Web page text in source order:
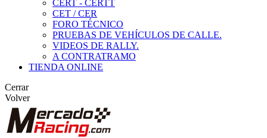
CERT - CERTT
CET / CER
FORO TÉCNICO
PRUEBAS DE VEHÍCULOS DE CALLE.
VIDEOS DE RALLY.
A CONTRATRAMO
TIENDA ONLINE
Cerrar
Volver